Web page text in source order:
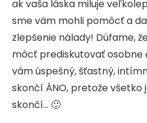
ak vaša láska miluje
sme vám mohli pomôcť a
zlepšenie nálady! Dúfame,
môcť prediskutovať osobne
vám úspešný, šťastný,
skončí ÁNO, pretože všetko
skončí… 🙂